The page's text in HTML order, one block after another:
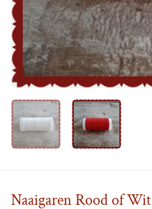
Naaigaren Rood of Wit